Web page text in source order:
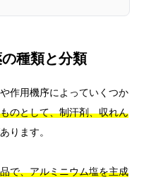
種類と分類
作用機序によっていくつか
のとして、制汗剤、収れん
ります。
で、アルミニウム塩を主成